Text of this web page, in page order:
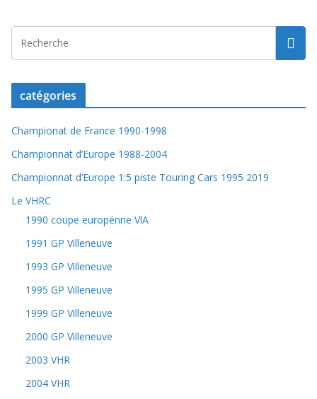
catégories
Championat de France 1990-1998
Championnat d’Europe 1988-2004
Championnat d’Europe 1:5 piste Touring Cars 1995 2019
Le VHRC
1990 coupe europénne VlA
1991 GP Villeneuve
1993 GP Villeneuve
1995 GP Villeneuve
1999 GP Villeneuve
2000 GP Villeneuve
2003 VHR
2004 VHR